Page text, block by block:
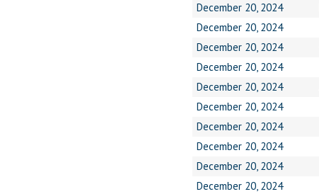
December 20, 2024
December 20, 2024
December 20, 2024
December 20, 2024
December 20, 2024
December 20, 2024
December 20, 2024
December 20, 2024
December 20, 2024
December 20, 2024